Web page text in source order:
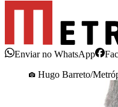
Enviar no WhatsApp
Hugo Barreto/